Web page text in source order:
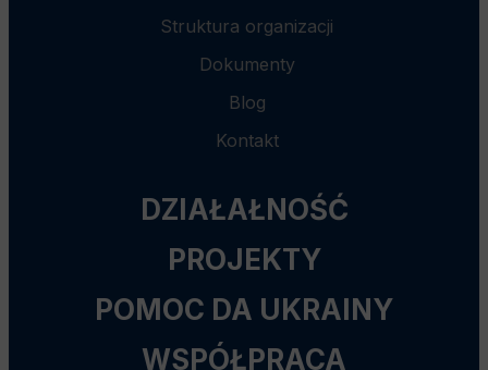
Struktura organizacji
Dokumenty
Blog
Kontakt
DZIAŁAŁNOŚĆ
PROJEKTY
POMOC DA UKRAINY
WSPÓŁPRACA